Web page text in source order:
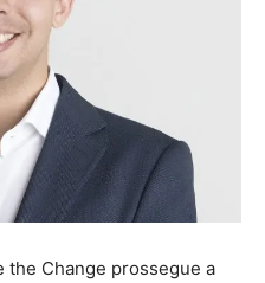
the Change prossegue a